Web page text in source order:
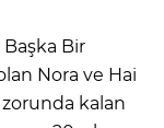
Başka Bir
Nora ve Hai
zorunda kalan